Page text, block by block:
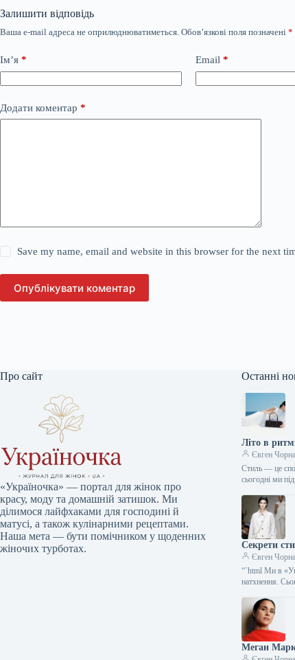
Залишити відповідь
Ваша e-mail адреса не оприлюднюватиметься. Обов’язкові поля позначені *
Ім’я * Email *
Додати коментар *
Save my name, email and website in this browser for the next
Опублікувати коментар
Про сайт
«Україночка» — портал для жінок про
красу, моду та домашній затишок. Ми
ділимося лайфхаками для господині й
матусі, а також кулінарними рецептами.
Наша мета — бути помічником у щоденних
жіночих турботах.
Останні
Літо в
Євген Чорна
Стиль — це
сьогодні ми
Секрети
Євген Чорна
“`html Ми в
натхнення.
Меган